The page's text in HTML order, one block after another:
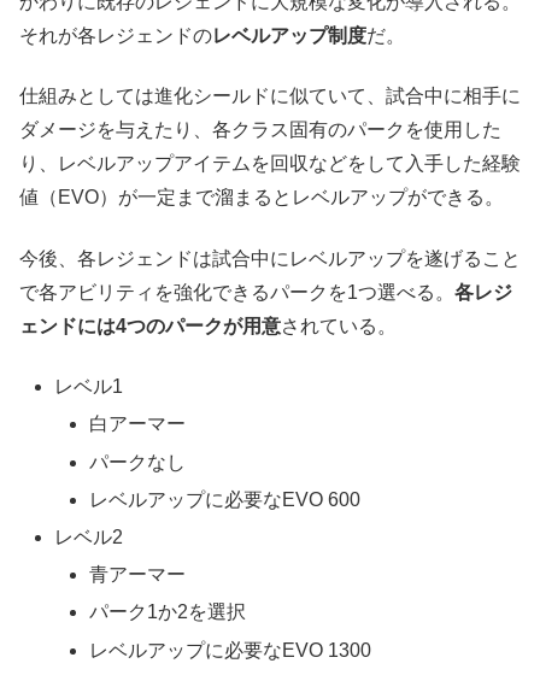
それが各レジェンドのレベルアップ制度だ。
仕組みとしては進化シールドに似ていて、試合中に相手に
ダメージを与えたり、各クラス固有のパークを使用した
り、レベルアップアイテムを回収などをして入手した経験
値（EVO）が一定まで溜まるとレベルアップができる。
今後、各レジェンドは試合中にレベルアップを遂げること
で各アビリティを強化できるパークを1つ選べる。 各レジ
ェンドには4つのパークが用意されている。
レベル1
白アーマー
パークなし
レベルアップに必要なEVO 600
レベル2
青アーマー
パーク1か2を選択
レベルアップに必要なEVO 1300